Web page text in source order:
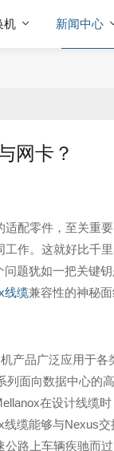
机 新闻中心
网卡？
配零件，至关重要
作。这就好比千
题犹如一把关键
线缆兼容性的神秘面
产品广泛应用于
面向数据中心的
在设计线缆
缆能够与Nexus
路上车辆疾驰而过